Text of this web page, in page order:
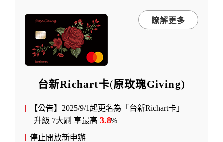
瞭解更多
台新Richart卡(原玫瑰Giving)
【公告】2025/9/1起更名為「台新Richart卡」
升級 7大刷 享最高 3.8%
停止開放新申辦